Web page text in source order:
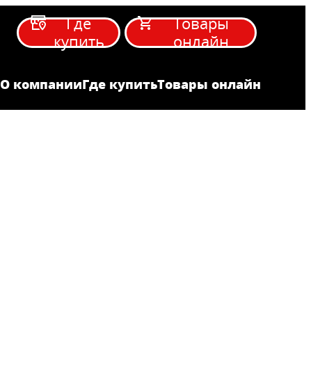
О компанииГде купитьТовары онлайн
Где
купить
Товары
онлайн